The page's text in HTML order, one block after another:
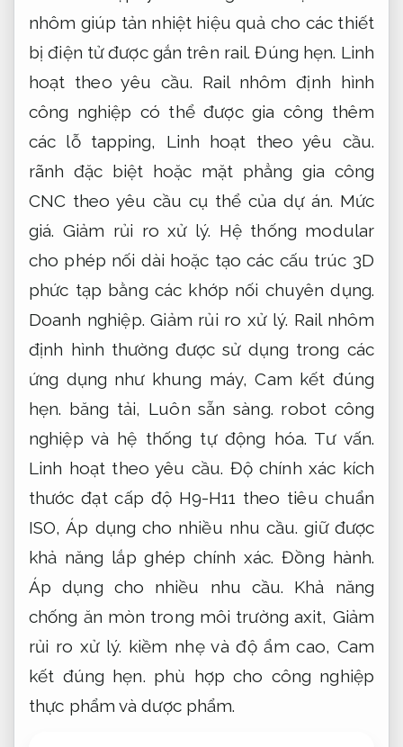
nhôm giúp tản nhiệt hiệu quả cho các thiết
bị điện tử được gắn trên rail.Đúng hẹn. Linh
hoạt theo yêu cầu. Rail nhôm định hình
công nghiệp có thể được gia công thêm
các lỗ tapping, Linh hoạt theo yêu cầu.
rãnh đặc biệt hoặc mặt phẳng gia công
CNC theo yêu cầu cụ thể của dự án. Mức
giá. Giảm rủi ro xử lý. Hệ thống modular
cho phép nối dài hoặc tạo các cấu trúc 3D
phức tạp bằng các khớp nối chuyên dụng.
Doanh nghiệp. Giảm rủi ro xử lý. Rail nhôm
định hình thường được sử dụng trong các
ứng dụng như khung máy,Cam kết đúng
hẹn. băng tải, Luôn sẵn sàng. robot công
nghiệp và hệ thống tự động hóa. Tư vấn.
Linh hoạt theo yêu cầu. Độ chính xác kích
thước đạt cấp độ H9-H11 theo tiêu chuẩn
ISO,Áp dụng cho nhiều nhu cầu. giữ được
khả năng lắp ghép chính xác.Đồng hành.
Áp dụng cho nhiều nhu cầu. Khả năng
chống ăn mòn trong môi trường axit, Giảm
rủi ro xử lý. kiềm nhẹ và độ ẩm cao, Cam
kết đúng hẹn. phù hợp cho công nghiệp
thực phẩm và dược phẩm.